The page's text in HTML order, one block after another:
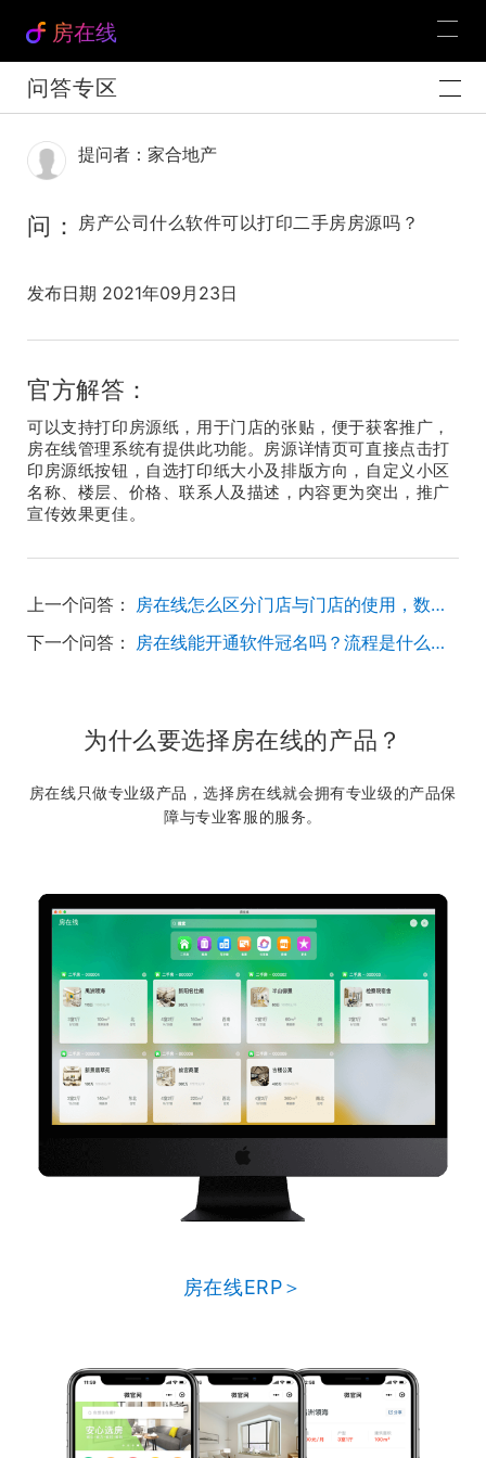
房在线
问答专区
提问者：家合地产
问： 房产公司什么软件可以打印二手房房源吗？
发布日期 2021年09月23日
官方解答：
可以支持打印房源纸，用于门店的张贴，便于获客推广，
房在线管理系统有提供此功能。房源详情页可直接点击打
印房源纸按钮，自选打印纸大小及排版方向，自定义小区
名称、楼层、价格、联系人及描述，内容更为突出，推广
宣传效果更佳。
上一个问答：
房在线怎么区分门店与门店的使用，数据可随时调整是否共享吗？
下一个问答：
房在线能开通软件冠名吗？流程是什么呢？
为什么要选择房在线的产品？
房在线只做专业级产品，选择房在线就会拥有专业级的产品保
障与专业客服的服务。
房在线ERP＞